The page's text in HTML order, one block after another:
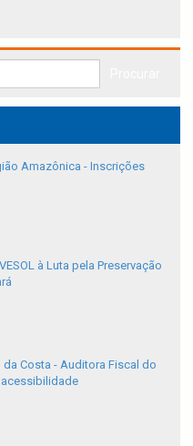
Amazônica - Inscrições
à Luta pela Preservação
Costa - Auditora Fiscal do